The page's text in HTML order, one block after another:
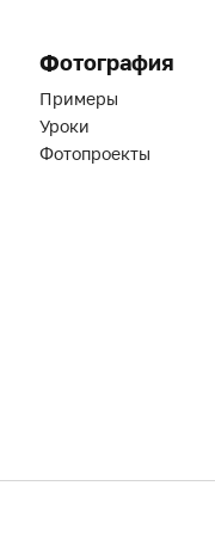
Фотография
Примеры
Уроки
Фотопроекты